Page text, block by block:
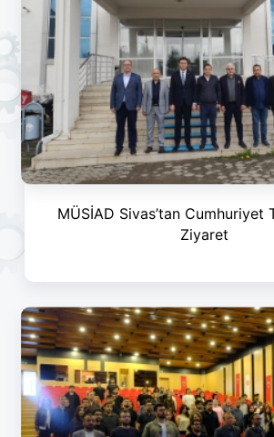
MÜSİAD Sivas’tan Cumhuriyet
Ziyaret